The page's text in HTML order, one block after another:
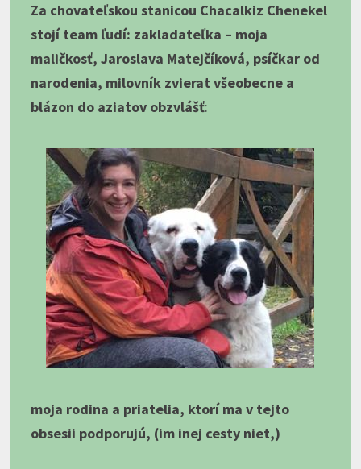
Za chovateľskou stanicou Chacalkiz Chenekel
stojí team ľudí: zakladateľka – moja
maličkosť, Jaroslava Matejčíková, psíčkar od
narodenia, milovník zvierat všeobecne a
blázon do aziatov obzvlášť:
moja rodina a priatelia, ktorí ma v tejto
obsesii podporujú, (im inej cesty niet,)